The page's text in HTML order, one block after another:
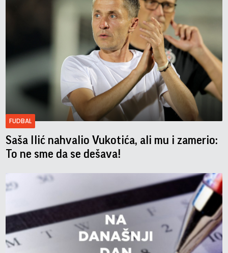
FUDBAL
Saša Ilić nahvalio Vukotića, ali mu i zamerio:
To ne sme da se dešava!